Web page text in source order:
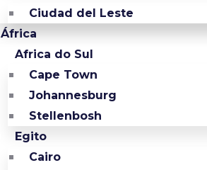
Ciudad del Leste
África
Africa do Sul
Cape Town
Johannesburg
Stellenbosh
Egito
Cairo